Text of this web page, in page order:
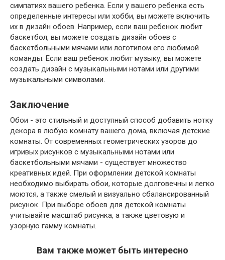
симпатиях вашего ребенка. Если у вашего ребенка есть
определенные интересы или хобби, вы можете включить
их в дизайн обоев. Например, если ваш ребенок любит
баскетбол, вы можете создать дизайн обоев с
баскетбольными мячами или логотипом его любимой
команды. Если ваш ребенок любит музыку, вы можете
создать дизайн с музыкальными нотами или другими
музыкальными символами.
Заключение
Обои - это стильный и доступный способ добавить нотку
декора в любую комнату вашего дома, включая детские
комнаты. От современных геометрических узоров до
игривых рисунков с музыкальными нотами или
баскетбольными мячами - существует множество
креативных идей. При оформлении детской комнаты
необходимо выбирать обои, которые долговечны и легко
моются, а также смелый и визуально сбалансированный
рисунок. При выборе обоев для детской комнаты
учитывайте масштаб рисунка, а также цветовую и
узорную гамму комнаты.
Вам также может быть интересно